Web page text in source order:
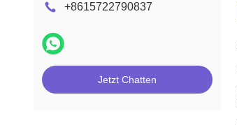
+8615722790837
Jetzt Chatten